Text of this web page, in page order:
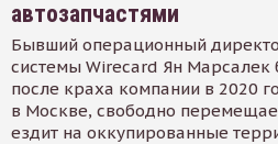
автозапчастями
Бывший операционный
системы Wirecard Ян Марсалек
после краха компании в 2020
в Москве, свободно
ездит на оккупированные